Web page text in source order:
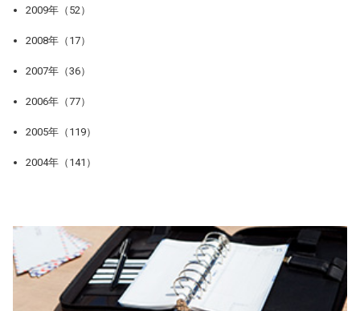
2009年（52）
2008年（17）
2007年（36）
2006年（77）
2005年（119）
2004年（141）